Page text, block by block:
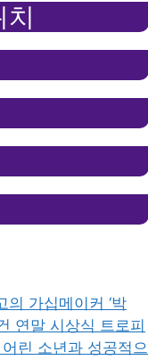
가십메이커 ‘박
연말 시상식 트로피
린 소년과 성공적으